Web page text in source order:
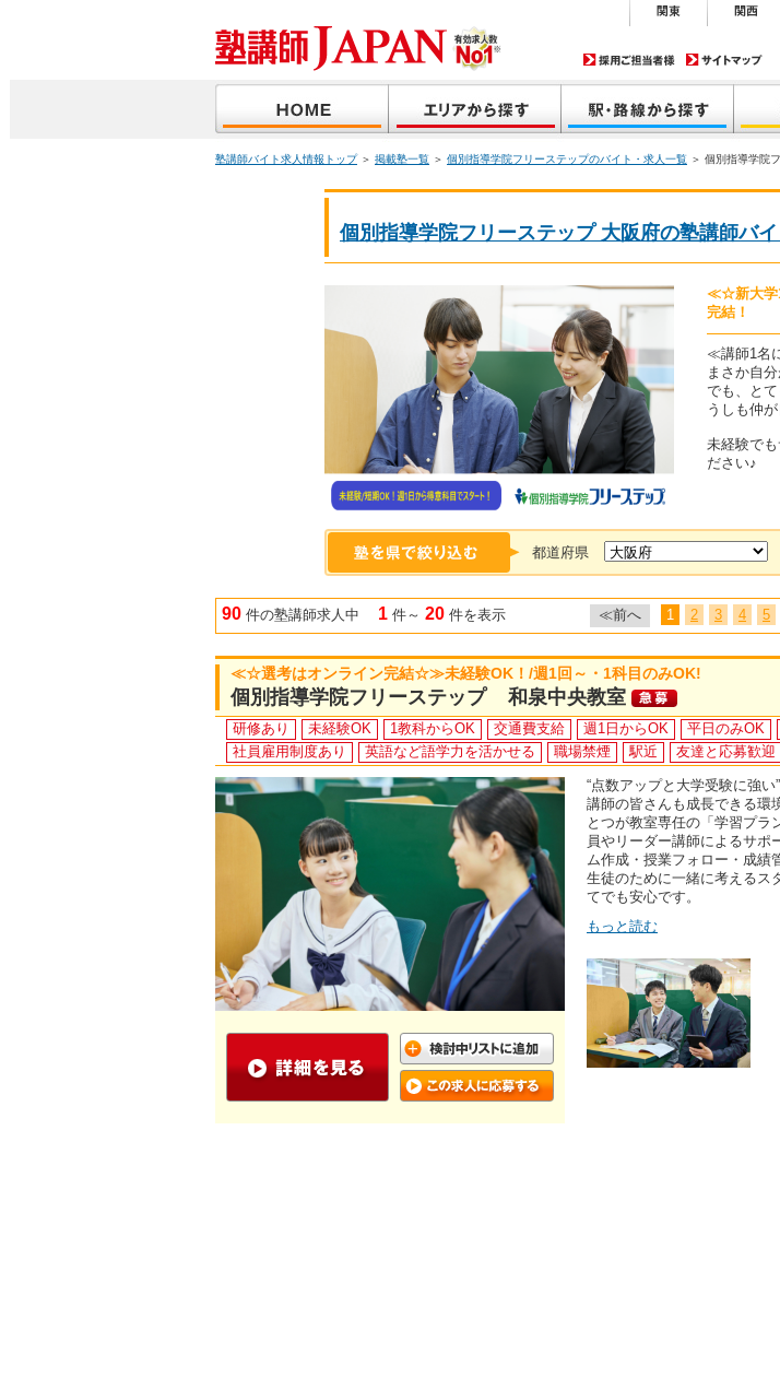
塾講師バイト求人情報トップ＞ 掲載塾一覧 ＞ 個別指導学院フリーステップのバイト・求人一覧 ＞ 個別指導学院
個別指導学院フリーステップ 大阪府の塾講師バ
≪☆新大学
完結！
≪講師1名
まさか自
でも、と
うしも仲
未経験で
ださい♪
都道府県
90 件の塾講師求人中 1 件～ 20 件を表示 ≪前へ 1 2 3 4 5
≪☆選考はオンライン完結☆≫未経験OK！/週1回～・1科目のみOK!
個別指導学院フリーステップ 和泉中央教室
研修あり 未経験OK 1教科からOK 交通費支給 週1日からOK 平日のみOK
社員雇用制度あり
英語など語学力を活かせる 職場禁煙 駅近 友達と応募歓迎
“点数アップと大学受験に強い
講師の皆さんも成長できる環
とつが教室専任の「学習プラ
員やリーダー講師によるサポ
ム作成・授業フォロー・成績
生徒のために一緒に考えるス
てでも安心です。
もっと読む